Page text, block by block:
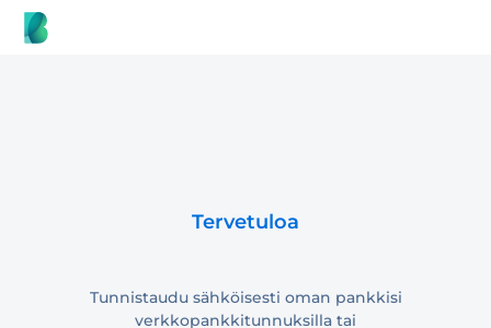
Tervetuloa
Tunnistaudu sähköisesti oman pankkisi
verkkopankkitunnuksilla tai